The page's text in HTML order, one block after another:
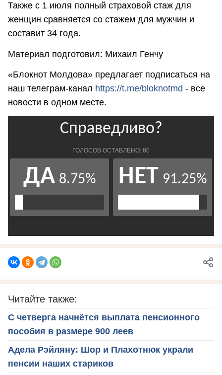
Также с 1 июля полный страховой стаж для
женщин сравняется со стажем для мужчин и
составит 34 года.
Материал подготовил: Михаил Генчу
«Блокнот Молдова» предлагает подписаться на
наш телеграм-канал https://t.me/bloknotmd - все
новости в одном месте.
Читайте также:
С четверга начнётся выплата пенсионного
пособия в размере 900 леев
Адела Рэйляну: Шор и Плахотнюк украли
пенсии наших стариков